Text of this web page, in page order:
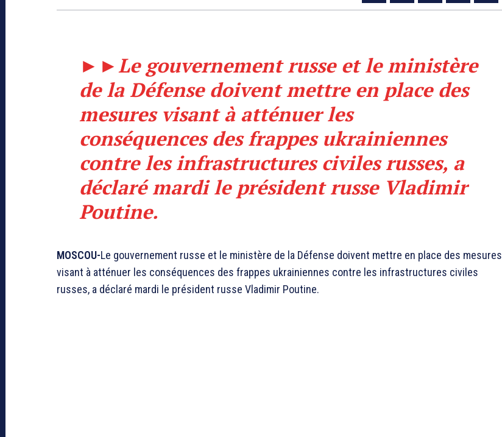
►►Le gouvernement russe et le ministère
de la Défense doivent mettre en place des
mesures visant à atténuer les
conséquences des frappes ukrainiennes
contre les infrastructures civiles russes, a
déclaré mardi le président russe Vladimir
Poutine.
MOSCOU-Le gouvernement russe et le ministère de la Défense doivent mettre en place des mesures
visant à atténuer les conséquences des frappes ukrainiennes contre les infrastructures civiles
russes, a déclaré mardi le président russe Vladimir Poutine.